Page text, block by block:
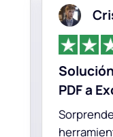
Solución
PDF a Excel
herramienta